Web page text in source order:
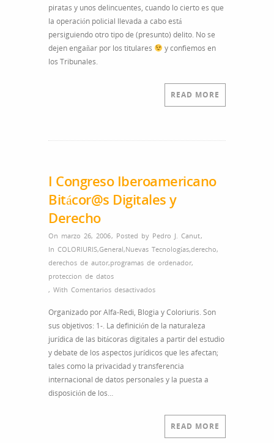
piratas y unos delincuentes, cuando lo cierto es que
la operación policial llevada a cabo está
persiguiendo otro tipo de (presunto) delito. No se
dejen engañar por los titulares
y confiemos en
los Tribunales.
READ MORE
I Congreso Iberoamericano
Bitácor@s Digitales y
Derecho
On marzo 26, 2006, Posted by Pedro J. Canut,
In COLORIURIS,General,Nuevas Tecnologías,derecho,
derechos de autor,programas de ordenador,
proteccion de datos
, With Comentarios desactivadosen
Congreso
Iberoamericano
Bitácor@s
Digitales
y
Derecho
Organizado por Alfa-Redi, Blogia y Coloriuris. Son
sus objetivos: 1-. La definición de la naturaleza
jurídica de las bitácoras digitales a partir del estudio
y debate de los aspectos jurídicos que les afectan;
tales como la privacidad y transferencia
internacional de datos personales y la puesta a
disposición de los…
READ MORE